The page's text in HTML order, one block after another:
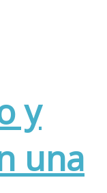
y
una